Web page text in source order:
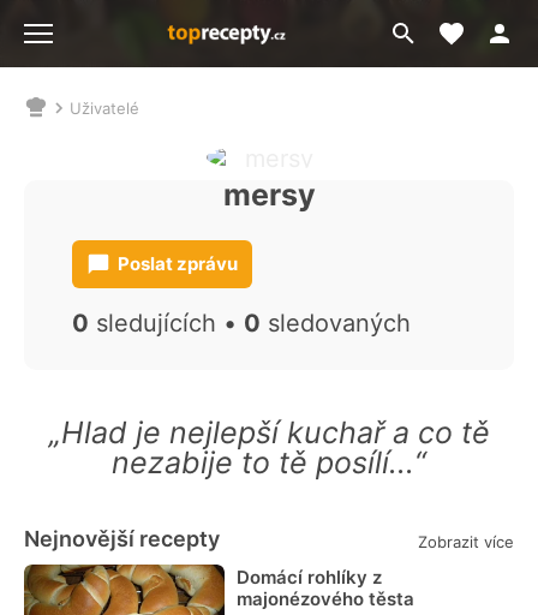
Přejít
na
Moje
NacházíteUživatelé
mersy
Poslat zprávu
0 sledujících • 0 sledovaných
„Hlad je nejlepší kuchař a co tě
nezabije to tě posílí...“
Nejnovější recepty Zobrazit více
Domácí rohlíky z
majonézového těsta